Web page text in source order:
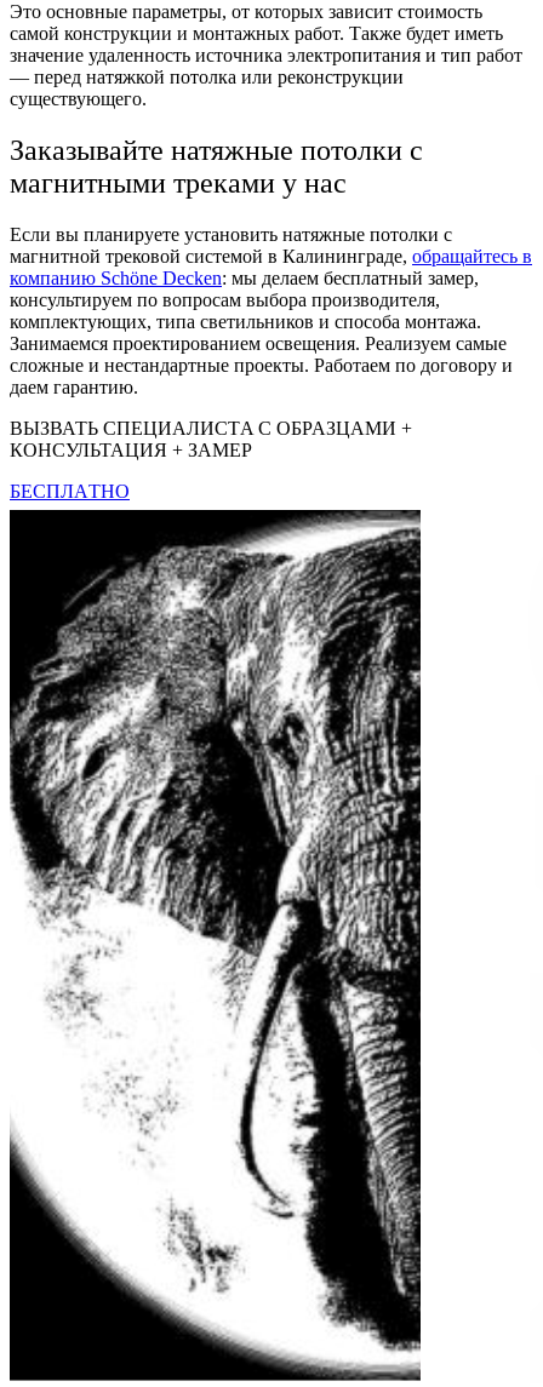
Это основные параметры, от которых зависит стоимость
самой конструкции и монтажных работ. Также будет иметь
значение удаленность источника электропитания и тип работ
— перед натяжкой потолка или реконструкции
существующего.
Заказывайте натяжные потолки с
магнитными треками у нас
Если вы планируете установить натяжные потолки с
магнитной трековой системой в Калининграде, обращайтесь в
компанию Schöne Decken: мы делаем бесплатный замер,
консультируем по вопросам выбора производителя,
комплектующих, типа светильников и способа монтажа.
Занимаемся проектированием освещения. Реализуем самые
сложные и нестандартные проекты. Работаем по договору и
даем гарантию.
ВЫЗВАТЬ CПЕЦИAЛИCТA С OБPAЗЦАМИ +
КOНCУЛЬТАЦИЯ + ЗАМЕР
БЕСПЛАTHO